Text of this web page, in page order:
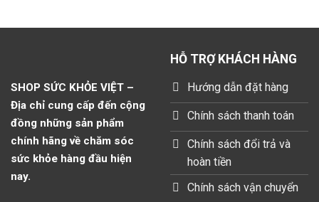
SHOP SỨC KHỎE VIỆT –
Địa chỉ cung cấp đến cộng
đồng những sản phẩm
chính hãng về chăm sóc
sức khỏe hàng đầu hiện
nay.
HỖ TRỢ KHÁCH HÀNG
Hướng dẫn đặt hàng
Chính sách thanh toán
Chính sách đổi trả và
hoàn tiền
Chính sách vận chuyển